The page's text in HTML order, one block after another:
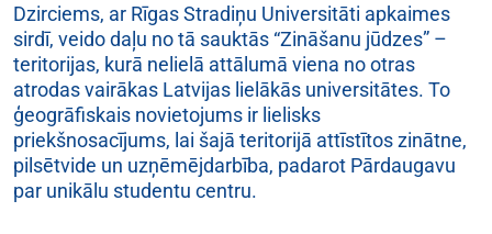
Dzirciems, ar Rīgas Stradiņu Universitāti apkaimes
sirdī, veido daļu no tā sauktās “Zināšanu jūdzes” –
teritorijas, kurā nelielā attālumā viena no otras
atrodas vairākas Latvijas lielākās universitātes. To
ģeogrāfiskais novietojums ir lielisks
priekšnosacījums, lai šajā teritorijā attīstītos zinātne,
pilsētvide un uzņēmējdarbība, padarot Pārdaugavu
par unikālu studentu centru.